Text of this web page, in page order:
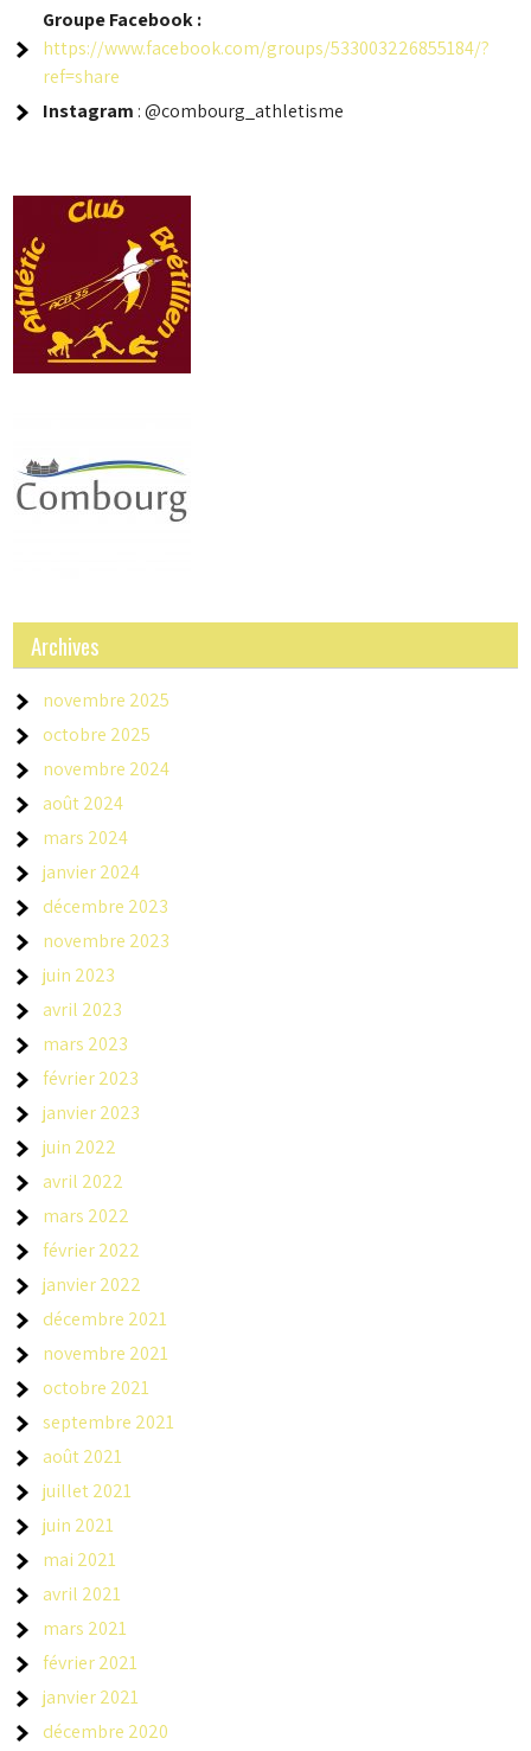
GroupeFacebook :
https://www.facebook.com/groups/533003226855184/?
ref=share
Instagram : @combourg_athletisme
Archives
novembre 2025
octobre 2025
novembre 2024
août 2024
mars 2024
janvier 2024
décembre 2023
novembre 2023
juin 2023
avril 2023
mars 2023
février 2023
janvier 2023
juin 2022
avril 2022
mars 2022
février 2022
janvier 2022
décembre 2021
novembre 2021
octobre 2021
septembre 2021
août 2021
juillet 2021
juin 2021
mai 2021
avril 2021
mars 2021
février 2021
janvier 2021
décembre 2020